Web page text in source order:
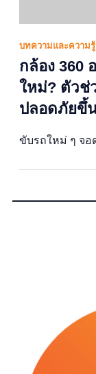
บทความและความรู้
กล้อง 360
ใหม่? ตัวช่
ปลอดภัยขึ้
ขับรถใหม่ ๆ จอ